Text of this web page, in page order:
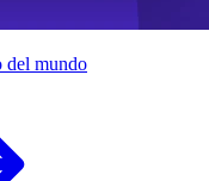
del mundo